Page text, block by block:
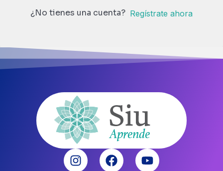
¿No tienes una cuenta? Regístrate ahora